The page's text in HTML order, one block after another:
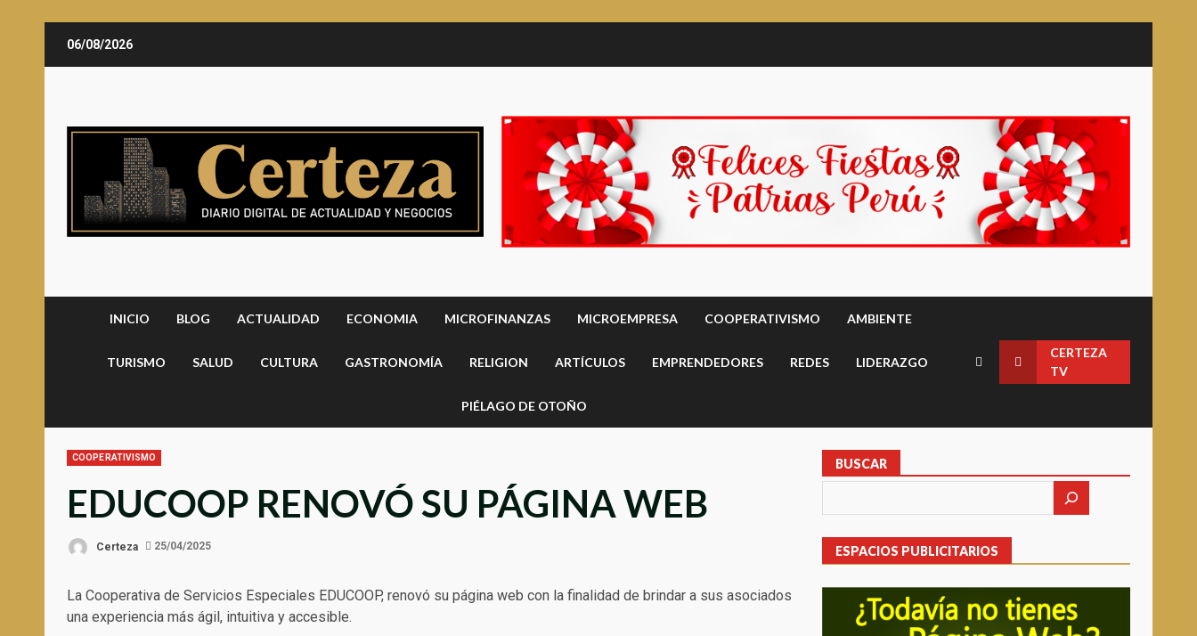
06/08/2026
INICIO BLOG ACTUALIDAD ECONOMIA MICROFINANZAS MICROEMPRESA COOPERATIVISMO AMBIENTE
TURISMO SALUD CULTURA GASTRONOMÍA RELIGION ARTÍCULOS EMPRENDEDORES REDES LIDERAZGO
PIÉLAGO DE OTOÑO
CERTEZA
TV
COOPERATIVISMO
EDUCOOP RENOVÓ SU PÁGINA WEB
Certeza 25/04/2025
La Cooperativa de Servicios Especiales EDUCOOP, renovó su página web con la finalidad de brindar a sus asociados
una experiencia más ágil, intuitiva y accesible.
BUSCAR
ESPACIOS PUBLICITARIOS